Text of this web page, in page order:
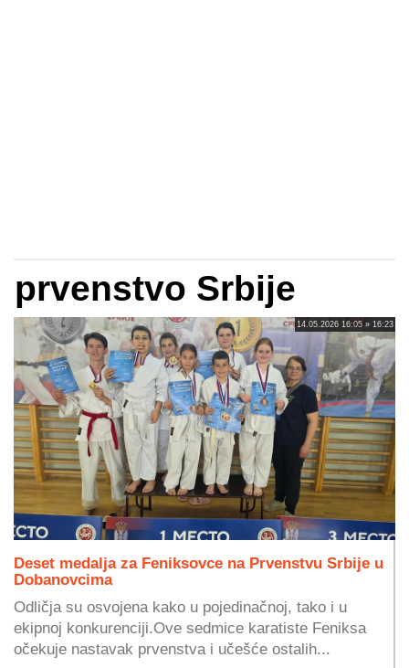
prvenstvo Srbije
14.05.2026 16:05 » 16:23
Deset medalja za Feniksovce na Prvenstvu Srbije u
Dobanovcima
Odličja su osvojena kako u pojedinačnoj, tako i u
ekipnoj konkurenciji.Ove sedmice karatiste Feniksa
očekuje nastavak prvenstva i učešće ostalih...